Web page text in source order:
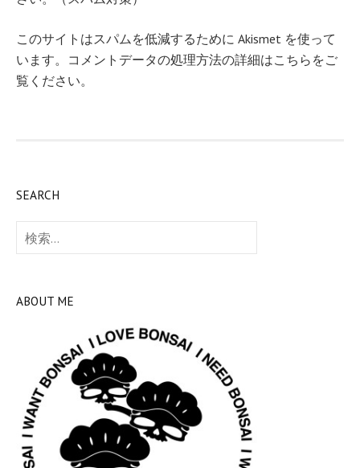
このサイトはスパムを低減するために Akismet を使って
います。 コメントデータの処理方法の詳細はこちらをご
覧ください。
SEARCH
検
索:
ABOUT ME